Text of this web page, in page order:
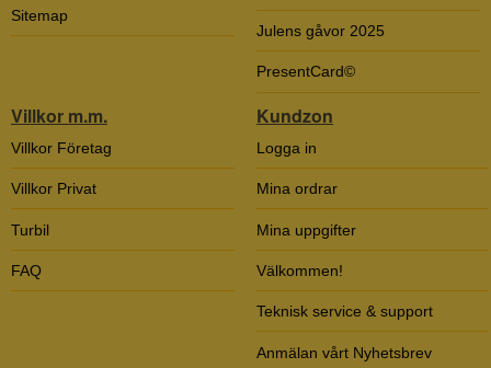
Sitemap
Julens gåvor 2025
PresentCard©
Villkor m.m.
Villkor Företag
Villkor Privat
Turbil
FAQ
Kundzon
Logga in
Mina ordrar
Mina uppgifter
Välkommen!
Teknisk service & support
Anmälan vårt Nyhetsbrev